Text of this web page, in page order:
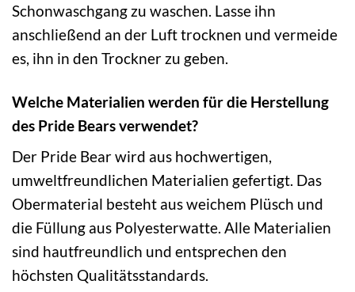
Schonwaschgang zu waschen. Lasse ihn
anschließend an der Luft trocknen und vermeide
es, ihn in den Trockner zu geben.
Welche Materialien werden für die Herstellung
des Pride Bears verwendet?
Der Pride Bear wird aus hochwertigen,
umweltfreundlichen Materialien gefertigt. Das
Obermaterial besteht aus weichem Plüsch und
die Füllung aus Polyesterwatte. Alle Materialien
sind hautfreundlich und entsprechen den
höchsten Qualitätsstandards.